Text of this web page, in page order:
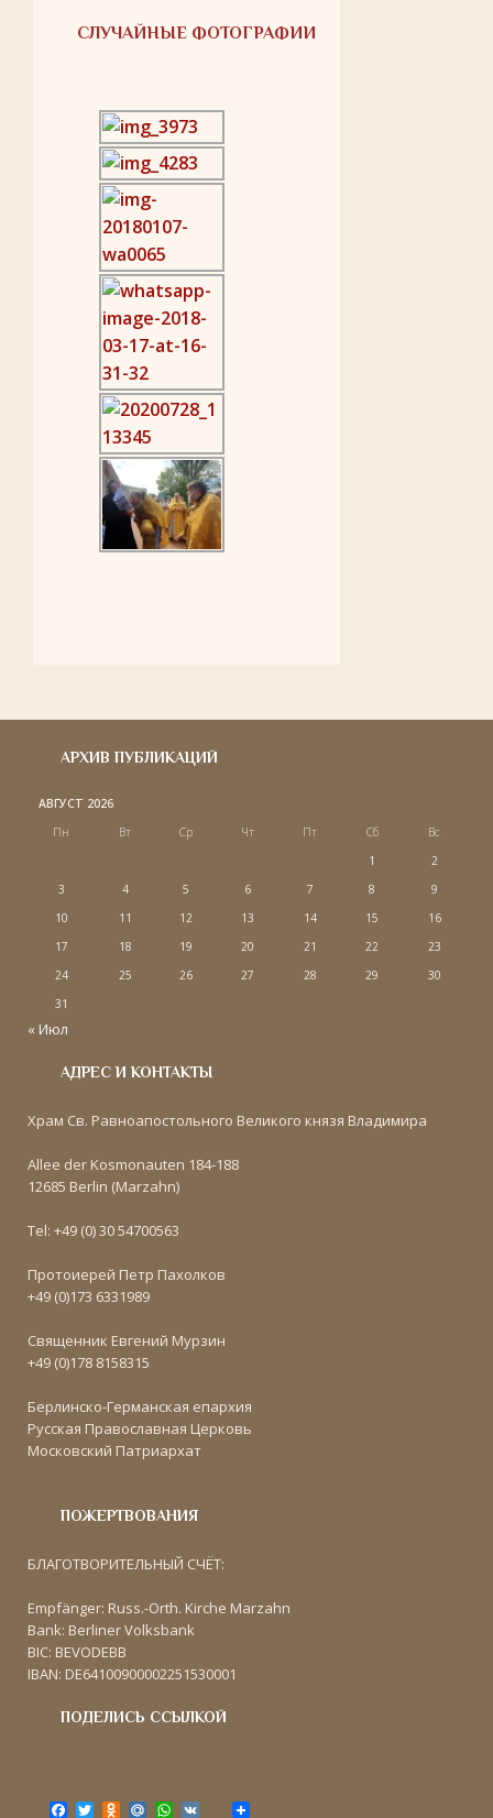
СЛУЧАЙНЫЕ ФОТОГРАФИИ
АРХИВ ПУБЛИКАЦИЙ
АВГУСТ 2026
Пн
Вт Ср Чт Пт Сб
Вс
1
2
3
4 5 6 7 8
9
10
11 12 13 14 15
16
17
18 19 20 21 22
23
24
25 26 27 28 29
30
31
« Июл
АДРЕС И КОНТАКТЫ
Храм Св. Равноапостольного Великого князя Владимира
Allee der Kosmonauten 184-188
12685 Berlin (Marzahn)
Tel: +49 (0) 30 54700563
Протоиерей Петр Пахолков
+49 (0)173 6331989
Священник Евгений Мурзин
+49 (0)178 8158315
Берлинско-Германская епархия
Русская Православная Церковь
Московский Патриархат
ПОЖЕРТВОВАНИЯ
БЛАГОТВОРИТЕЛЬНЫЙ СЧЁТ:
Empfänger: Russ.-Orth. Kirche Marzahn
Bank: Berliner Volksbank
BIC: BEVODEBB
IBAN: DE64100900002251530001
ПОДЕЛИСЬ ССЫЛКОЙ
T O M W